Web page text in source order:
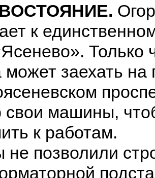
к
Только
может заехать
свои машины,
к работам.
позволили